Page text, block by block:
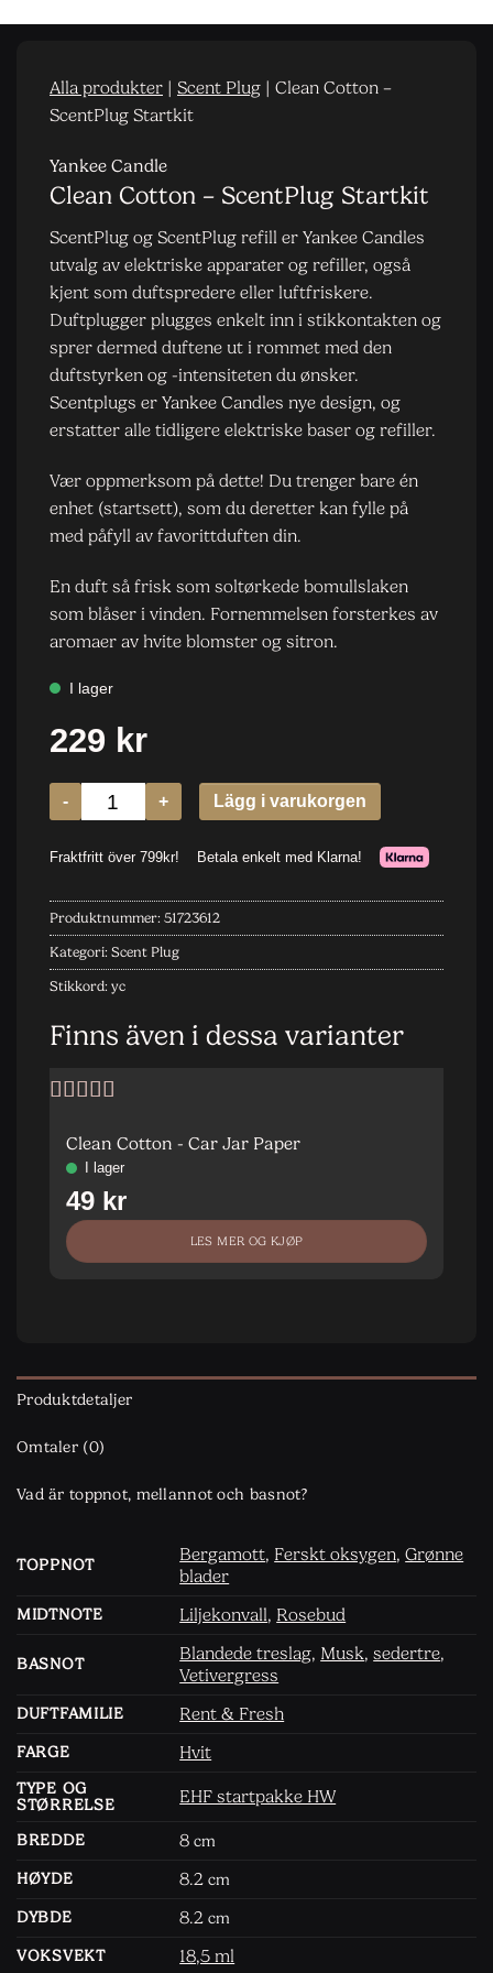
Produktdetaljer
Omtaler (0)
Vad är toppnot, mellannot och basnot?
TOPPNOT
Bergamott, Ferskt oksygen,Grønne
blader
MIDTNOTE Liljekonvall, Rosebud
BASNOT
Blandede treslag, Musk,sedertre,
Vetivergress
DUFTFAMILIE Rent & Fresh
FARGE Hvit
TYPE OG
STØRRELSE
EHF startpakke HW
BREDDE 8 cm
HØYDE
8.2 cm
DYBDE
8.2 cm
VOKSVEKT
18,5 ml
Alla produkter | Scent Plug | Clean Cotton –
ScentPlug Startkit
Yankee Candle
Clean Cotton – ScentPlug Startkit
ScentPlug og ScentPlug refill er Yankee Candles
utvalg av elektriske apparater og refiller, også
kjent som duftspredere eller luftfriskere.
Duftplugger plugges enkelt inn i stikkontakten og
sprer dermed duftene ut i rommet med den
duftstyrken og -intensiteten du ønsker.
Scentplugs er Yankee Candles nye design, og
erstatter alle tidligere elektriske baser og refiller.
Vær oppmerksom på dette! Du trenger bare én
enhet (startsett), som du deretter kan fylle på
med påfyll av favorittduften din.
En duft så frisk som soltørkede bomullslaken
som blåser i vinden. Fornemmelsen forsterkes av
aromaer av hvite blomster og sitron.
Produktnummer: 51723612
Kategori: Scent Plug
Stikkord: yc
Finns även i dessa varianter
Clean Cotton - Car Jar Paper
LES MER OG KJØP